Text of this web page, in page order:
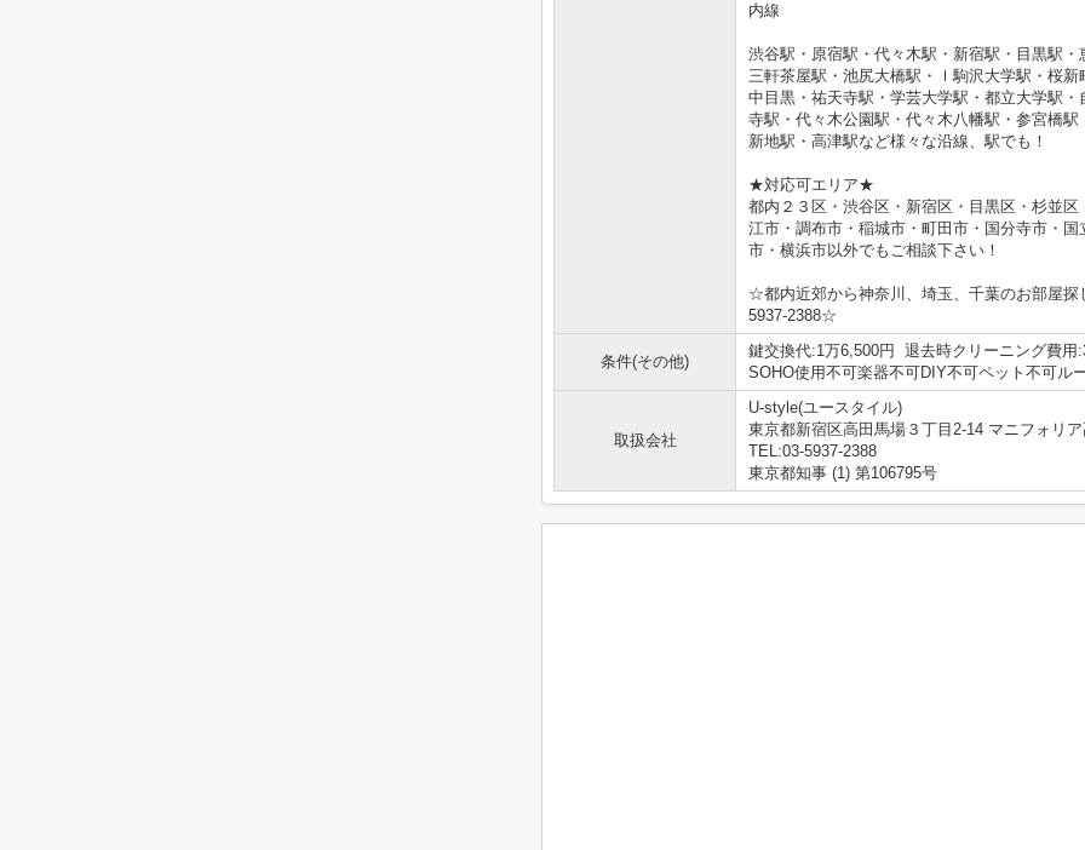
内線
渋谷駅・原宿駅・代々木駅・新宿駅・目黒駅
三軒茶屋駅・池尻大橋駅・ｌ駒沢大学駅・桜
中目黒・祐天寺駅・学芸大学駅・都立大学駅
寺駅・代々木公園駅・代々木八幡駅・参宮橋
新地駅・高津駅など様々な沿線、駅でも！
★対応可エリア★
都内２３区・渋谷区・新宿区・目黒区・杉並
江市・調布市・稲城市・町田市・国分寺市・
市・横浜市以外でもご相談下さい！
☆都内近郊から神奈川、埼玉、千葉のお部屋
5937-2388☆
条件(その他)
鍵交換代:1万6,500円 退去時クリーニング費
SOHO使用不可楽器不可DIY不可ペット不可
取扱会社
U-style(ユースタイル)
東京都新宿区高田馬場３丁目2-14 マニフォリ
TEL:03-5937-2388
東京都知事 (1) 第106795号